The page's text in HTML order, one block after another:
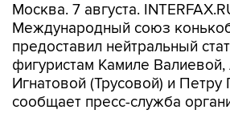
Москва. 7 августа.
Международный союз
предоставил нейтральный
фигуристам Камиле
Игнатовой (Трусовой) и Петру
сообщает пресс-служба